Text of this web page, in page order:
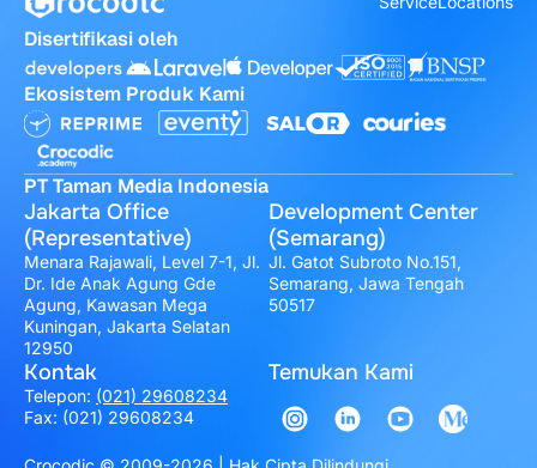
Disertifikasi oleh
Ekosistem Produk Kami
PT Taman Media Indonesia
Jakarta Office
(Representative)
Menara Rajawali, Level 7-1, Jl.
Dr. Ide Anak Agung Gde
Agung, Kawasan Mega
Kuningan, Jakarta Selatan
12950
Development Center
(Semarang)
Jl. Gatot Subroto No.151,
Semarang, Jawa Tengah
50517
Kontak
Telepon: (021) 29608234
Fax: (021) 29608234
Temukan Kami